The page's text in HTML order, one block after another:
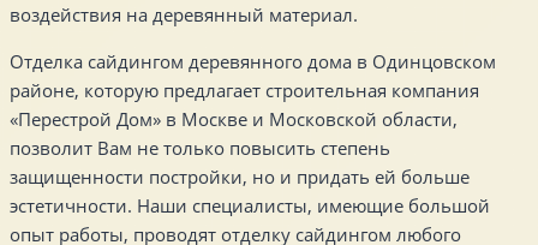
воздействия на деревянный материал.
Отделка сайдингом деревянного дома в Одинцовском
районе, которую предлагает строительная компания
«Перестрой Дом» в Москве и Московской области,
позволит Вам не только повысить степень
защищенности постройки, но и придать ей больше
эстетичности. Наши специалисты, имеющие большой
опыт работы, проводят отделку сайдингом любого